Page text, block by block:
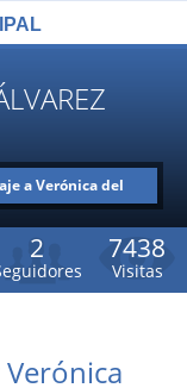
a Verónica del
7438
Visitas
2